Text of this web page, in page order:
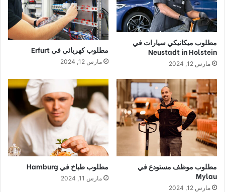
مطلوب ميكانيكي سيارات في
Neustadt in Holstein
مارس 12, 2024
مطلوب كهربائي في Erfurt
مارس 12, 2024
مطلوب موظف مستودع في
Mylau
مارس 12, 2024
مطلوب طباخ في Hamburg
مارس 11, 2024